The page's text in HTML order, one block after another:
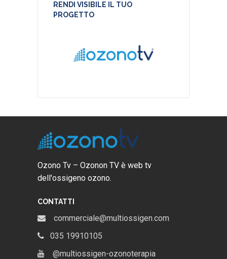
RENDI VISIBILE IL TUO
PROGETTO
Ozono Tv – Ozonon TV è web tv
dell'ossigeno ozono.
CONTATTI
commerciale@multiossigen.com
035 19910105
@multiossigen-ozonoterapia